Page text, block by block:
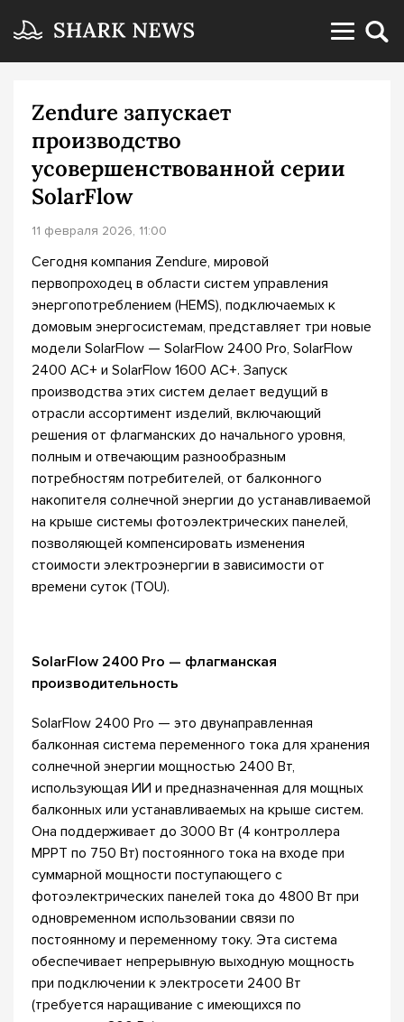
Zendure запускает
производство
усовершенствованной серии
SolarFlow
11 февраля 2026, 11:00
Сегодня компания Zendure, мировой
первопроходец в области систем управления
энергопотреблением (HEMS), подключаемых к
домовым энергосистемам, представляет три новые
модели SolarFlow — SolarFlow 2400 Pro, SolarFlow
2400 AC+ и SolarFlow 1600 AC+. Запуск
производства этих систем делает ведущий в
отрасли ассортимент изделий, включающий
решения от флагманских до начального уровня,
полным и отвечающим разнообразным
потребностям потребителей, от балконного
накопителя солнечной энергии до устанавливаемой
на крыше системы фотоэлектрических панелей,
позволяющей компенсировать изменения
стоимости электроэнергии в зависимости от
времени суток (TOU).
SolarFlow 2400 Pro — флагманская
производительность
SolarFlow 2400 Pro — это двунаправленная
балконная система переменного тока для хранения
солнечной энергии мощностью 2400 Вт,
использующая ИИ и предназначенная для мощных
балконных или устанавливаемых на крыше систем.
Она поддерживает до 3000 Вт (4 контроллера
MPPT по 750 Вт) постоянного тока на входе при
суммарной мощности поступающего с
фотоэлектрических панелей тока до 4800 Вт при
одновременном использовании связи по
постоянному и переменному току. Эта система
обеспечивает непрерывную выходную мощность
при подключении к электросети 2400 Вт
(требуется наращивание с имеющихся по